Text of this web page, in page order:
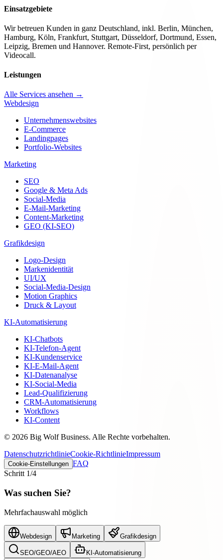
Einsatzgebiete
Wir betreuen Kunden in ganz Deutschland, inkl. Berlin, München,
Hamburg, Köln, Frankfurt, Stuttgart, Düsseldorf, Dortmund, Essen,
Leipzig, Bremen und Hannover. Remote-First, persönlich per
Videocall.
Leistungen
Alle Services ansehen →
Webdesign
Unternehmenswebsites
E-Commerce
Landingpages
Portfolio-Websites
Marketing
SEO
Google & Meta Ads
Social-Media
E-Mail-Marketing
Content-Marketing
GEO (KI-SEO)
Grafikdesign
Logo-Design
Markenidentität
UI/UX
Social-Media-Design
Motion Graphics
Druck & Layout
KI-Automatisierung
KI-Chatbots
KI-Telefon-Agent
KI-Kundenservice
KI-E-Mail-Agent
KI-Datenanalyse
KI-Social-Media
Lead-Qualifizierung
CRM-Automatisierung
Workflows
KI-Content
© 2026 Big Wolf Business. Alle Rechte vorbehalten.
DatenschutzrichtlinieCookie-RichtlinieImpressum
Cookie-Einstellungen FAQ
Schritt 1/4
Was suchen Sie?
Mehrfachauswahl möglich
Webdesign Marketing Grafikdesign
SEO/GEO/AEO KI-Automatisierung